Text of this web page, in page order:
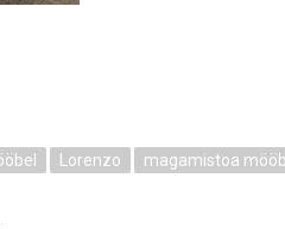
Lorenzo magamistoa